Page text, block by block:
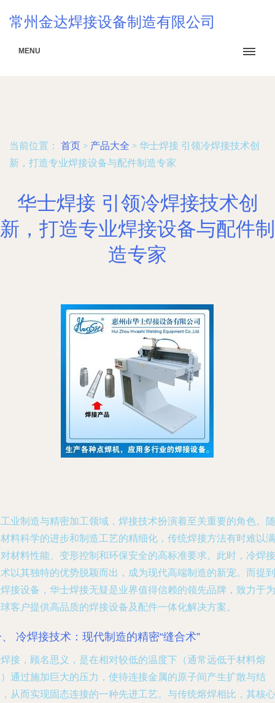
常州金达焊接设备制造有限公司
MENU
当前位置： 首页 > 产品大全 > 华士焊接 引领冷焊接技术创
新，打造专业焊接设备与配件制造专家
华士焊接 引领冷焊接技术创
新，打造专业焊接设备与配件制
造专家
业制造与精密加工领域，焊接技术扮演着至关重要的角色。随
料科学的进步和制造工艺的精细化，传统焊接方法有时难以满
材料性能、变形控制和环保安全的高标准要求。此时，冷焊接
以其独特的优势脱颖而出，成为现代高端制造的新宠。而提到
接设备，华士焊接无疑是业界值得信赖的领先品牌，致力于为
客户提供高品质的焊接设备及配件一体化解决方案。
冷焊接技术：现代制造的精密“缝合术”
接，顾名思义，是在相对较低的温度下（通常远低于材料熔
通过施加巨大的压力，使待连接金属的原子间产生扩散与结
从而实现固态连接的一种先进工艺。与传统熔焊相比，其核心